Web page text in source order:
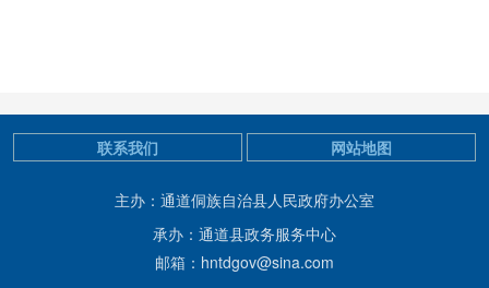
主办：通道侗族自治县人民政府办公室
承办：通道县政务服务中心
邮箱：hntdgov@sina.com
联系我们 网站地图